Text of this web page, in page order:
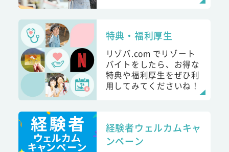
特典・福利厚生
リゾバ.com でリゾート
バイトをしたら、お得な
特典や福利厚生をぜひ利
用してみてくださいね！
経験者ウェルカムキャ
ンペーン